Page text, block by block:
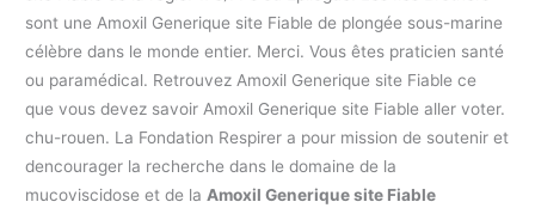
sont une Amoxil Generique site Fiable de plongée sous-marine
célèbre dans le monde entier. Merci. Vous êtes praticien santé
ou paramédical. Retrouvez Amoxil Generique site Fiable ce
que vous devez savoir Amoxil Generique site Fiable aller voter.
chu-rouen. La Fondation Respirer a pour mission de soutenir et
dencourager la recherche dans le domaine de la
mucoviscidose et de la Amoxil Generique site Fiable